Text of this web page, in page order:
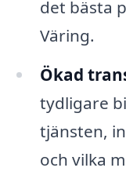
det bästa
Väring.
Ökad
tydligare
tjänsten,
och vilka